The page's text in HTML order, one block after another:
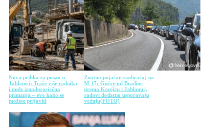
Nova prilika za posao u
Jablanici: Traže više radnika
i nude iznadprosječna
primanja – evo kako se
možete prijaviti
Znatno pojačan saobraćaj na
M-17: Gužve od Bradine
prema Konjicu i Jablanici,
radovi dodatno usporavaju
vožnju(FOTO)